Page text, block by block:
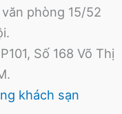
phòng 15/52
P101, Số 168 Võ Thị
khách sạn